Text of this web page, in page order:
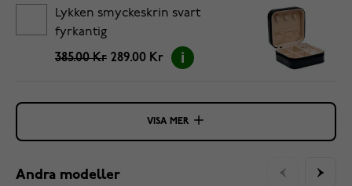
Lykken smyckeskrin svart
fyrkantig
385.00 Kr 289.00 Kr
VISA MER
Andra modeller